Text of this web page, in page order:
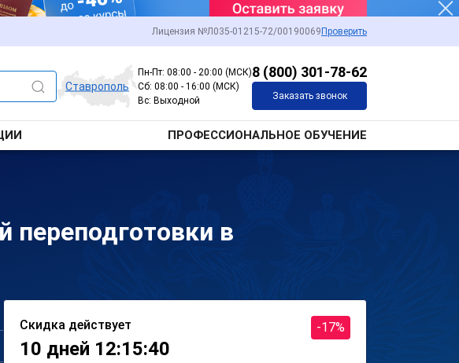
Лицензия №Л035-01215-72/00190069 Проверить
Ставрополь
Пн-Пт: 08:00 - 20:00 (МСК)
Сб: 08:00 - 16:00 (МСК)
Вс: Выходной
8 (800) 301-78-62
Заказать звонок
ПРОФЕССИОНАЛЬНОЕ ОБУЧЕНИЕ
в
Скидка действует
10 дней 12:15:40
-17%